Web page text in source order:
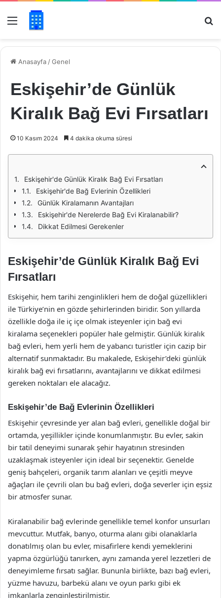
Menü
Anasayfa /Genel
Eskişehir’de Günlük
Kiralık Bağ Evi Fırsatları
10 Kasım 2024 4 dakika okuma süresi
Eskişehir'de Günlük Kiralık Bağ Evi Fırsatları
Eskişehir'de Bağ Evlerinin Özellikleri
Günlük Kiralamanın Avantajları
Eskişehir'de Nerelerde Bağ Evi Kiralanabilir?
Dikkat Edilmesi Gerekenler
Eskişehir’de Günlük Kiralık Bağ Evi
Fırsatları
Eskişehir, hem tarihi zenginlikleri hem de doğal güzellikleri
ile Türkiye’nin en gözde şehirlerinden biridir. Son yıllarda
özellikle doğa ile iç içe olmak isteyenler için bağ evi
kiralama seçenekleri popüler hale gelmiştir. Günlük kiralık
bağ evleri, hem yerli hem de yabancı turistler için cazip bir
alternatif sunmaktadır. Bu makalede, Eskişehir’deki günlük
kiralık bağ evi fırsatlarını, avantajlarını ve dikkat edilmesi
gereken noktaları ele alacağız.
Eskişehir’de Bağ Evlerinin Özellikleri
Eskişehir çevresinde yer alan bağ evleri, genellikle doğal bir
ortamda, yeşillikler içinde konumlanmıştır. Bu evler, sakin
bir tatil deneyimi sunarak şehir hayatının stresinden
uzaklaşmak isteyenler için ideal bir seçenektir. Genelde
geniş bahçeleri, organik tarım alanları ve çeşitli meyve
ağaçları ile çevrili olan bu bağ evleri, doğa severler için eşsiz
bir atmosfer sunar.
Kiralanabilir bağ evlerinde genellikle temel konfor unsurları
mevcuttur. Mutfak, banyo, oturma alanı gibi olanaklarla
donatılmış olan bu evler, misafirlere kendi yemeklerini
yapma özgürlüğü tanırken, aynı zamanda yerel lezzetleri de
deneyimleme fırsatı sağlar. Bununla birlikte, bazı bağ evleri,
yüzme havuzu, barbekü alanı ve oyun parkı gibi ek
imkanlarla zenginleştirilmiştir.